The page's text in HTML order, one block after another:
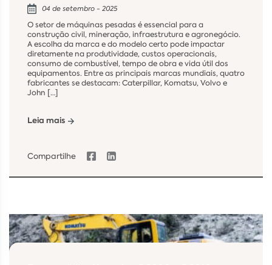
04 de setembro - 2025
O setor de máquinas pesadas é essencial para a
construção civil, mineração, infraestrutura e agronegócio.
A escolha da marca e do modelo certo pode impactar
diretamente na produtividade, custos operacionais,
consumo de combustível, tempo de obra e vida útil dos
equipamentos. Entre as principais marcas mundiais, quatro
fabricantes se destacam: Caterpillar, Komatsu, Volvo e
John […]
Leia mais
Compartilhe